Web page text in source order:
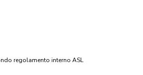
regolamento interno ASL